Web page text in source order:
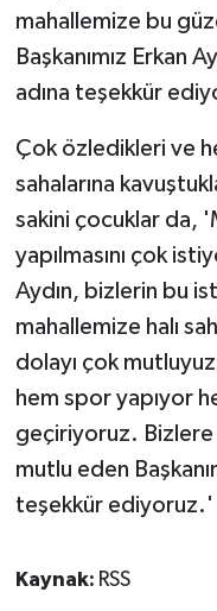
mahallemize bu
Başkanımız Erkan
adına teşekkür
Çok özledikleri ve
sahalarına
sakini çocuklar da,
yapılmasını çok
Aydın, bizlerin bu
mahallemize halı
dolayı çok
hem spor yapıyor
geçiriyoruz. Bizlere
mutlu eden
teşekkür ediyoruz.'
Kaynak: RSS